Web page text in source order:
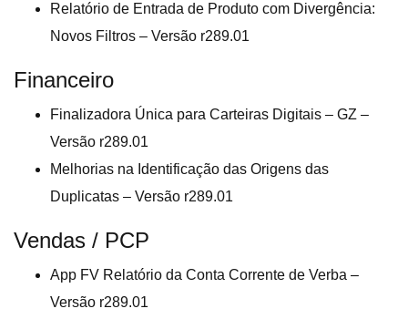
Relatório de Entrada de Produto com Divergência:
Novos Filtros – Versão r289.01
Financeiro
Finalizadora Única para Carteiras Digitais – GZ –
Versão r289.01
Melhorias na Identificação das Origens das
Duplicatas – Versão r289.01
Vendas / PCP
App FV Relatório da Conta Corrente de Verba –
Versão r289.01